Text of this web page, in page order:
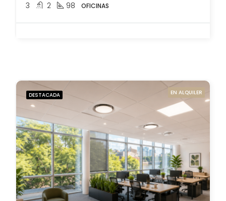
3 2 98 OFICINAS
DESTACADA EN ALQUILER